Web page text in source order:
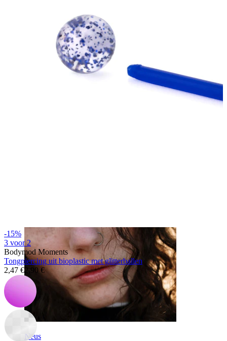
Neus
-15%
3 voor 2
Bodymod Moments
Tongpiercing uit bioplastic met glitterballen
2,47 €2,90 €